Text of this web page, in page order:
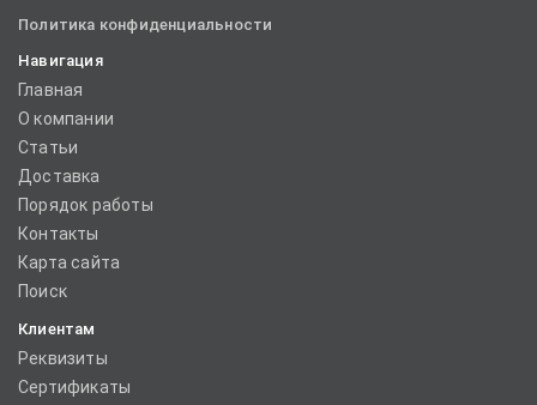
Политика конфиденциальности
Навигация
Главная
О компании
Статьи
Доставка
Порядок работы
Контакты
Карта сайта
Поиск
Клиентам
Реквизиты
Сертификаты